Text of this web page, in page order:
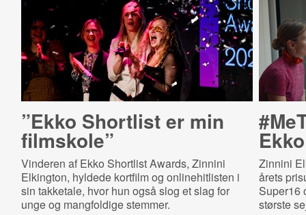
”Ekko Shortlist er min
filmskole”
Vinderen af Ekko Shortlist Awards, Zinnini
Elkington, hyldede kortfilm og onlinehitlisten i
sin takketale, hvor hun også slog et slag for
unge og mangfoldige stemmer.
Zinnini
årets
Super16
største